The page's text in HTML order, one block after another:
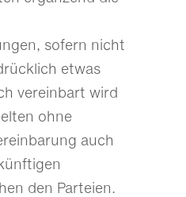
sofern nicht
etwas
vereinbart wird
ohne
auch
den Parteien.